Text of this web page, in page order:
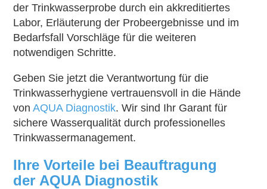
der Trinkwasserprobe durch ein akkreditiertes
Labor, Erläuterung der Probeergebnisse und im
Bedarfsfall Vorschläge für die weiteren
notwendigen Schritte.
Geben Sie jetzt die Verantwortung für die
Trinkwasserhygiene vertrauensvoll in die Hände
vonAQUA Diagnostik. Wir sind Ihr Garant für
sichere Wasserqualität durch professionelles
Trinkwassermanagement.
Ihre Vorteile bei Beauftragung
der AQUA Diagnostik